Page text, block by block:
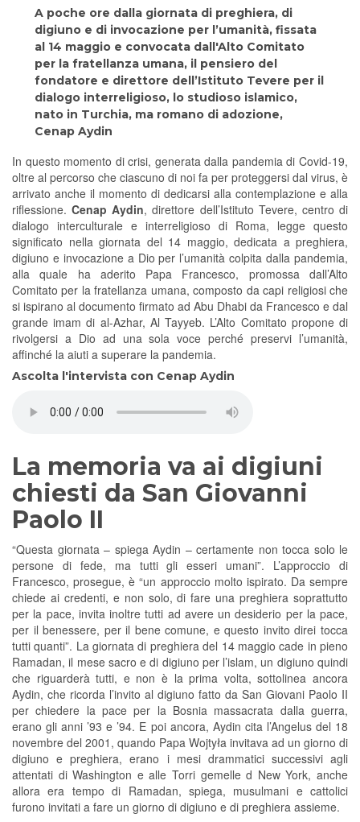
A poche ore dalla giornata di preghiera, di
digiuno e di invocazione per l’umanità, fissata
al 14 maggio e convocata dall'Alto Comitato
per la fratellanza umana, il pensiero del
fondatore e direttore dell’Istituto Tevere per il
dialogo interreligioso, lo studioso islamico,
nato in Turchia, ma romano di adozione,
Cenap Aydin
In questo momento di crisi, generata dalla pandemia di Covid-19,
oltre al percorso che ciascuno di noi fa per proteggersi dal virus, è
arrivato anche il momento di dedicarsi alla contemplazione e alla
riflessione.Cenap Aydin, direttore dell’Istituto Tevere, centro di
dialogo interculturale e interreligioso di Roma, legge questo
significato nella giornata del 14 maggio, dedicata a preghiera,
digiuno e invocazione a Dio per l’umanità colpita dalla pandemia,
alla quale ha aderito Papa Francesco, promossa dall’Alto
Comitato per la fratellanza umana, composto da capi religiosi che
si ispirano al documento firmato ad Abu Dhabi da Francesco e dal
grande imam di al-Azhar, Al Tayyeb. L’Alto Comitato propone di
rivolgersi a Dio ad una sola voce perché preservi l’umanità,
affinché la aiuti a superare la pandemia.
Ascolta l'intervista con Cenap Aydin
La memoria va ai digiuni
chiesti da San Giovanni
Paolo II
“Questa giornata – spiega Aydin – certamente non tocca solo le
persone di fede, ma tutti gli esseri umani”. L’approccio di
Francesco, prosegue, è “un approccio molto ispirato. Da sempre
chiede ai credenti, e non solo, di fare una preghiera soprattutto
per la pace, invita inoltre tutti ad avere un desiderio per la pace,
per il benessere, per il bene comune, e questo invito direi tocca
tutti quanti”. La giornata di preghiera del 14 maggio cade in pieno
Ramadan, il mese sacro e di digiuno per l’islam, un digiuno quindi
che riguarderà tutti, e non è la prima volta, sottolinea ancora
Aydin, che ricorda l’invito al digiuno fatto da San Giovani Paolo II
per chiedere la pace per la Bosnia massacrata dalla guerra,
erano gli anni ’93 e ’94. E poi ancora, Aydin cita l’Angelus del 18
novembre del 2001, quando Papa Wojtyła invitava ad un giorno di
digiuno e preghiera, erano i mesi drammatici successivi agli
attentati di Washington e alle Torri gemelle d New York, anche
allora era tempo di Ramadan, spiega, musulmani e cattolici
furono invitati a fare un giorno di digiuno e di preghiera assieme.